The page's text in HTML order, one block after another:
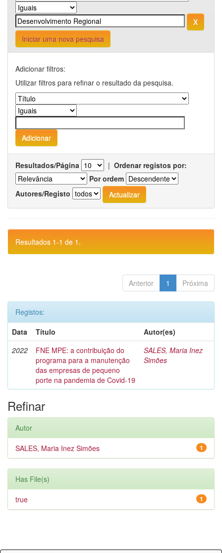
Iniciar uma nova pesquisa
Adicionar filtros:
Utilizar filtros para refinar o resultado da pesquisa.
Resultados/Página | Ordenar registos por:
Por ordem
Autores/Registo
Resultados 1-1 de 1.
Anterior 1 Próxima
Registos:
Data
Título
Autor(es)
2022
FNE MPE: a contribuição do
programa para a manutenção
das empresas de pequeno
porte na pandemia de Covid-19
SALES, Maria Inez
Simões
Refinar
Autor
1
SALES, Maria Inez Simões
Has File(s)
1
true